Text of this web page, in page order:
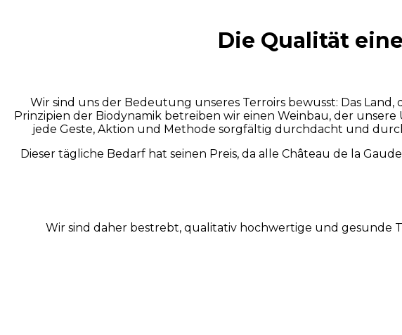
Die Qualität
Wir sind uns der Bedeutung unseres Terroirs bewusst: Das
Prinzipien der Biodynamik betreiben wir einen Weinbau, der
jede Geste, Aktion und Methode sorgfältig durchdacht und
Dieser tägliche Bedarf hat seinen Preis, da alle Château de la
Wir sind daher bestrebt, qualitativ hochwertige und gesunde